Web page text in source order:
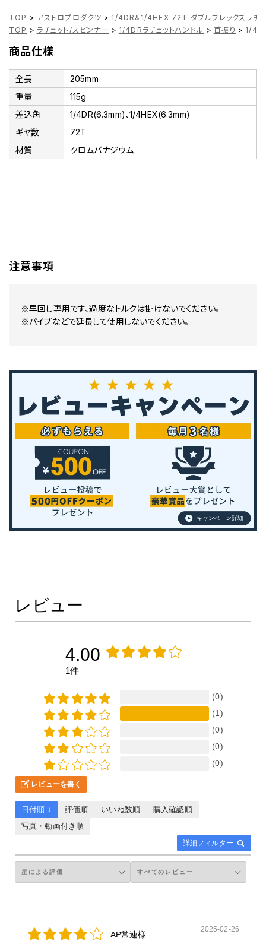
TOP > アストロプロダクツ > 1/4DR&1/4HEX 72T ダブルフレックスラチ
TOP > ラチェット/スピンナー > 1/4DRラチェットハンドル > 首振り > 1/
商品仕様
全長
205mm
重量
115g
差込角
1/4DR(6.3mm)、1/4HEX(6.3mm)
ギヤ数
72T
材質
クロムバナジウム
注意事項
※早回し専用です、過度なトルクは掛けないでください。
※パイプなどで延長して使用しないでください。
レビュー
4.00
1件
(0)
(1)
(0)
(0)
(0)
レビューを書く
詳細フィルター
日付順 ↓ 評価順 いいね数順
購入確認順
写真・動画付き順
AP常連様
2025-02-26